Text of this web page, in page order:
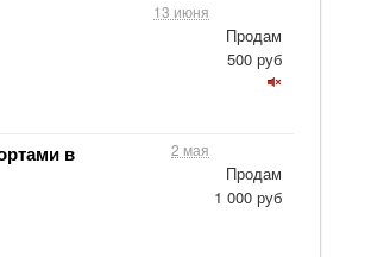
13 июня
Продам
500 руб
в
2 мая
Продам
1 000 руб